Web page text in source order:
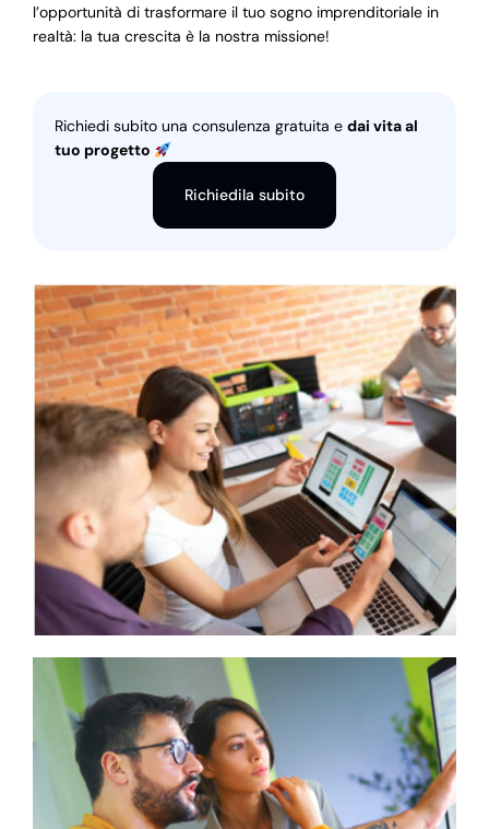
l’opportunità di trasformare il tuo sogno imprenditoriale in
realtà: la tua crescita è la nostra missione!
Richiedi subito una consulenza gratuita e dai vita al
tuo progetto
Richiedila subito